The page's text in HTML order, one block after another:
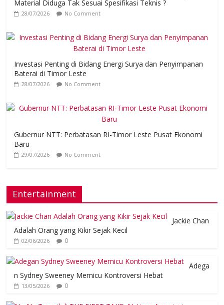
Material Diduga Tak Sesuai Spesifikasi Teknis ?
28/07/2026 No Comment
Investasi Penting di Bidang Energi Surya dan Penyimpanan
Baterai di Timor Leste
28/07/2026 No Comment
Gubernur NTT: Perbatasan RI-Timor Leste Pusat Ekonomi
Baru
29/07/2026 No Comment
Entertainment
Jackie Chan
Adalah Orang yang Kikir Sejak Kecil
02/06/2026 0
Adega
n Sydney Sweeney Memicu Kontroversi Hebat
13/05/2026 0